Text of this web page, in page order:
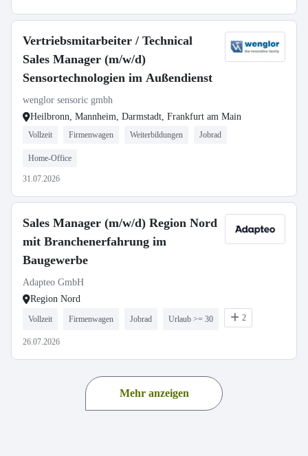
Vertriebsmitarbeiter / Technical
Sales Manager (m/w/d)
Sensortechnologien im Außendienst
wenglor sensoric gmbh
Heilbronn, Mannheim, Darmstadt, Frankfurt am Main
Vollzeit Firmenwagen Weiterbildungen Jobrad
Home-Office
31.07.2026
Sales Manager (m/w/d) Region Nord
mit Branchenerfahrung im
Baugewerbe
Adapteo GmbH
Region Nord
Vollzeit Firmenwagen Jobrad Urlaub >= 30 2
26.07.2026
Mehr anzeigen